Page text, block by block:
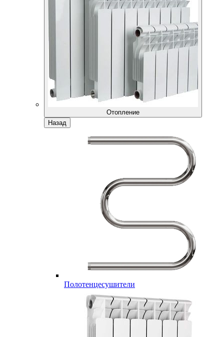
Отопление
Назад
Полотенцесушители